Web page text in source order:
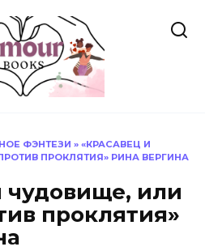
ФЭНТЕЗИ » «КРАСАВЕЦ И
ПРОКЛЯТИЯ» РИНА ВЕРГИНА
чудовище, или
проклятия»